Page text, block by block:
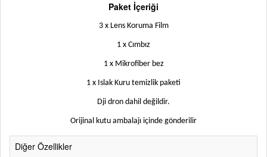
Paket İçeriği
3 x Lens Koruma Film
1 x Cımbız
1 x Mikrofiber bez
1 x Islak Kuru temizlik paketi
Dji dron dahil değildir.
Orijinal kutu ambalajı içinde gönderilir
Diğer Özellikler